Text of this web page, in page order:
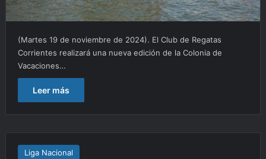
(Martes 19 de noviembre de 2024). El Club de Regatas
Corrientes realizará una nueva edición de la Colonia de
Vacaciones…
Leer más
Liga Nacional